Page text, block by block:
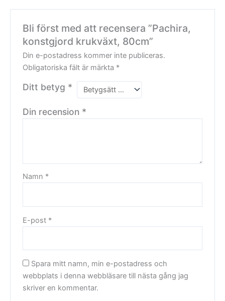
Bli först med att recensera ”Pachira,
konstgjord krukväxt, 80cm”
Din e-postadress kommer inte publiceras.
Obligatoriska fält är märkta *
Ditt betyg *
Din recension *
Namn *
E-post *
Spara mitt namn, min e-postadress och
webbplats i denna webbläsare till nästa gång jag
skriver en kommentar.